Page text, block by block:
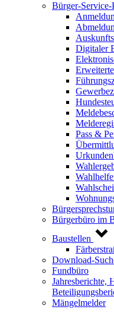
Bürger-Service-
Digitaler
Pass &
Bürgerbüro im
Baustellen
Download-
Fundbüro
Jahresberichte,
Mängelmelder